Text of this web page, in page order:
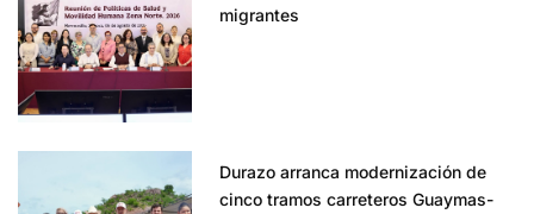
migrantes
Durazo arranca modernización de
cinco tramos carreteros Guaymas-